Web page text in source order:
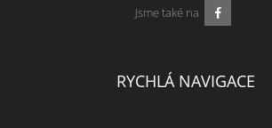
Jsme také na
RYCHLÁ NAVIGACE